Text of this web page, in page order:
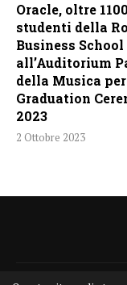
Oracle, oltre 1100
studenti della
Business School
all’Auditorium
della Musica
Graduation
2023
2 Ottobre 2023